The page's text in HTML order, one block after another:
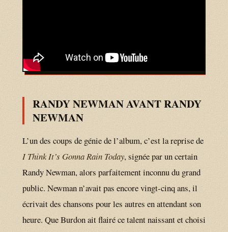
RANDY NEWMAN AVANT RANDY
NEWMAN
L’un des coups de génie de l’album, c’est la reprise de
I Think It’s Gonna Rain Today, signée par un certain
Randy Newman, alors parfaitement inconnu du grand
public. Newman n’avait pas encore vingt-cinq ans, il
écrivait des chansons pour les autres en attendant son
heure. Que Burdon ait flairé ce talent naissant et choisi